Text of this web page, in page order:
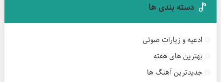
دسته بندی ها
ادعیه و زیارات صوتی
بهترین های هفته
جدیدترین آهنگ ها